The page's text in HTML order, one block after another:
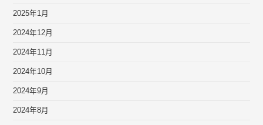
2025年1月
2024年12月
2024年11月
2024年10月
2024年9月
2024年8月